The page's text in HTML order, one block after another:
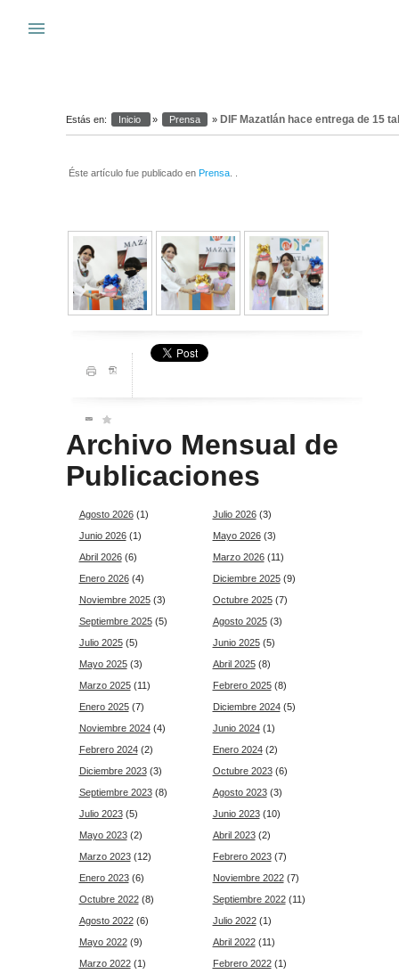
Warning
menu
Estás en: Inicio » Prensa » DIF Mazatlán hace entrega de 15
Éste artículo fue publicado en Prensa. .
Archivo Mensual de
Publicaciones
Agosto 2026(1) Julio 2026(3)
Junio 2026(1) Mayo 2026(3)
Abril 2026(6) Marzo 2026(11)
Enero 2026(4) Diciembre 2025(9)
Noviembre 2025(3) Octubre 2025(7)
Septiembre 2025(5) Agosto 2025(3)
Julio 2025(5) Junio 2025(5)
Mayo 2025(3) Abril 2025(8)
Marzo 2025(11) Febrero 2025(8)
Enero 2025(7) Diciembre 2024(5)
Noviembre 2024(4) Junio 2024(1)
Febrero 2024(2) Enero 2024(2)
Diciembre 2023(3) Octubre 2023(6)
Septiembre 2023(8) Agosto 2023(3)
Julio 2023(5) Junio 2023(10)
Mayo 2023(2) Abril 2023(2)
Marzo 2023(12) Febrero 2023(7)
Enero 2023(6) Noviembre 2022(7)
Octubre 2022(8) Septiembre 2022(11)
Agosto 2022(6) Julio 2022(1)
Mayo 2022(9) Abril 2022(11)
Marzo 2022(1) Febrero 2022(1)